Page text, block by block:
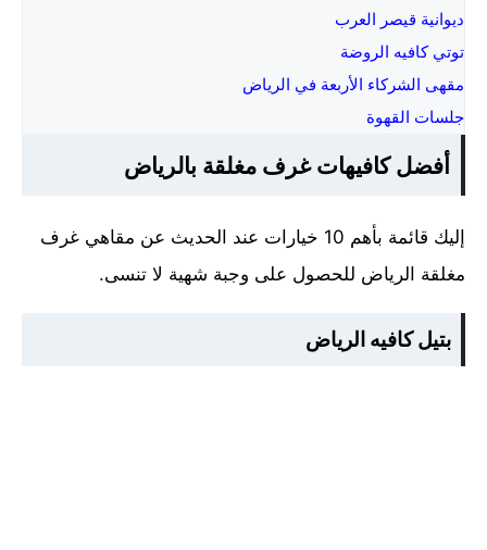
ديوانية قيصر العرب
توتي كافيه الروضة
مقهى الشركاء الأربعة في الرياض
جلسات القهوة
أفضل كافيهات غرف مغلقة بالرياض
إليك قائمة بأهم 10 خيارات عند الحديث عن مقاهي غرف
مغلقة الرياض للحصول على وجبة شهية لا تنسى.
بتيل كافيه الرياض